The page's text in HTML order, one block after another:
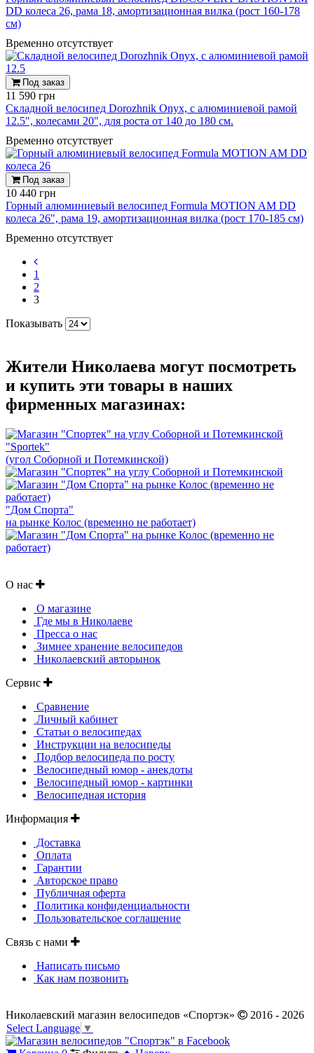
DD колеса 26, рама 18, амортизационная вилка (рост 160-178
см)
Временно отсутствует
Под заказ
11 590 грн
Складной велосипед Dorozhnik Onyx, с алюминиевой рамой
12.5", колесами 20", для роста от 140 до 180 см.
Временно отсутствует
Под заказ
10 440 грн
Горный алюминиевый велосипед Formula MOTION AM DD
колеса 26", рама 19, амортизационная вилка (рост 170-185 см)
Временно отсутствует
1
2
3
Показывать
Жители Николаева могут посмотреть
и купить эти товары в наших
фирменных магазинах:
"Sportek"
(угол Соборной и Потемкинской)
"Дом Спорта"
на рынке Колос (временно не работает)
О нас
О магазине
Где мы в Николаеве
Пресса о нас
Зимнее хранение велосипедов
Николаевский авторынок
Сервис
Сравнение
Личный кабинет
Статьи о велосипедах
Инструкции на велосипеды
Подбор велосипеда по росту
Велосипедный юмор - анекдоты
Велосипедный юмор - картинки
Велосипедная история
Информация
Доставка
Оплата
Гарантии
Авторское право
Публичная оферта
Политика конфиденциальности
Пользовательское соглашение
Связь с нами
Написать письмо
Как нам позвонить
Николаевский магазин велосипедов «Спортэк»
2016 - 2026
Select Language ▼